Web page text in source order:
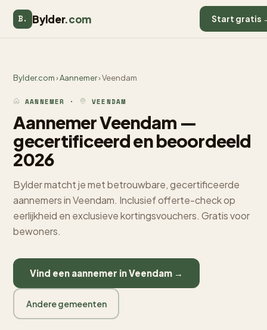
B. Bylder.com Start gratis
Bylder.com›Aannemer› Veendam
AANNEMER · VEENDAM
Aannemer Veendam —
gecertificeerd en beoordeeld
2026
Bylder matcht je met betrouwbare, gecertificeerde
aannemers in Veendam. Inclusief offerte-check op
eerlijkheid en exclusieve kortingsvouchers. Gratis voor
bewoners.
Vind een aannemer in Veendam →
Andere gemeenten